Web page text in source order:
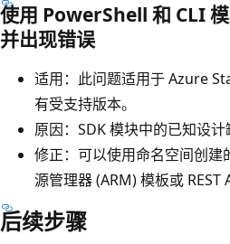
使用 PowerShell 和 CLI
并出现错误
适用：此问题适用于 Azure
有受支持版本。
原因：SDK 模块中的已知设计
修正：可以使用命名空间创
源管理器 (ARM) 模板或 REST
后续步骤